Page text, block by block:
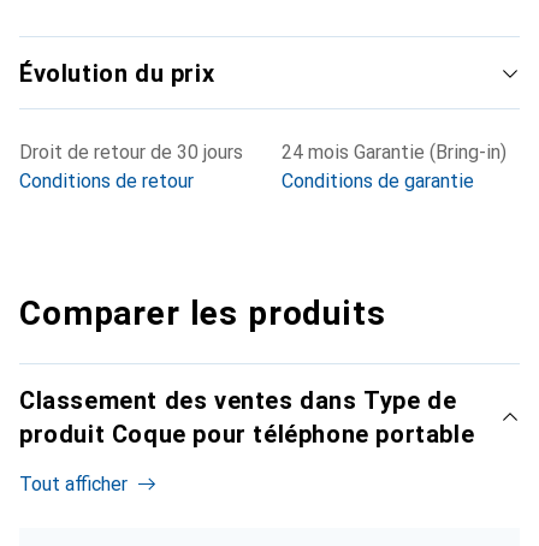
Évolution du prix
Droit de retour de 30 jours
Conditions de retour
24 mois Garantie (Bring-in)
Conditions de garantie
Comparer les produits
Classement des ventes dans Type de
produit Coque pour téléphone portable
Tout afficher